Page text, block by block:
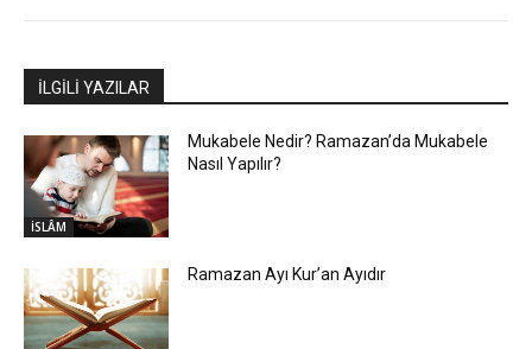
İLGİLİ YAZILAR
İSLÂM
Mukabele Nedir? Ramazan’da Mukabele
Nasıl Yapılır?
Ramazan Ayı Kur’an Ayıdır